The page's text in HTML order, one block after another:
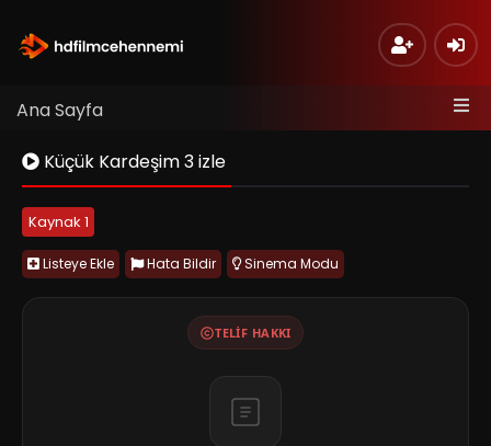
Ana Sayfa
Küçük Kardeşim 3 izle
Kaynak 1
Listeye Ekle Hata Bildir Sinema Modu
TELIF HAKKI